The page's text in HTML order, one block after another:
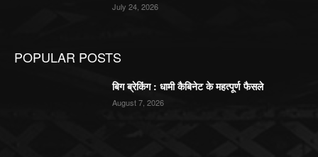
July 24, 2026
POPULAR POSTS
बिग ब्रेकिंग : धामी कैबिनेट के महत्पूर्ण फैसले
August 7, 2026